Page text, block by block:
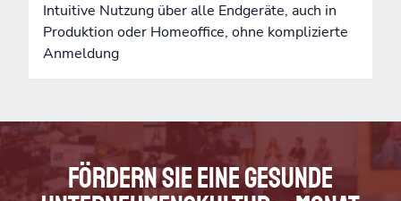
Intuitive Nutzung über alle Endgeräte, auch in
Produktion oder Homeoffice, ohne komplizierte
Anmeldung
Fördern Sie eine gesunde